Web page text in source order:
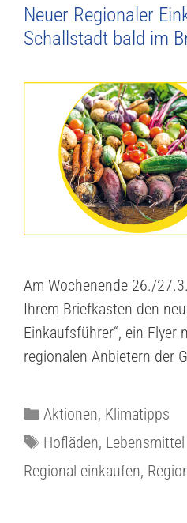
Neuer Regionaler
Schallstadt bald im
Am Wochenende 26./
Ihrem Briefkasten den
Einkaufsführer“, ein Flyer
regionalen Anbietern der
Aktionen, Klimatipps
Hofläden,
Regional einkaufen,